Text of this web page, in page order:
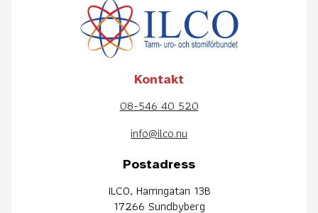
Kontakt
08-546 40 520
info@ilco.nu
Postadress
ILCO, Hamngatan 13B
17266 Sundbyberg